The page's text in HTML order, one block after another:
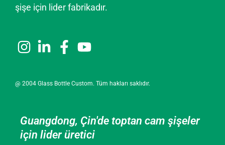
şişe için lider fabrikadır.
@ 2004 Glass Bottle Custom. Tüm hakları saklıdır.
Guangdong, Çin'de toptan cam şişeler
için lider üretici